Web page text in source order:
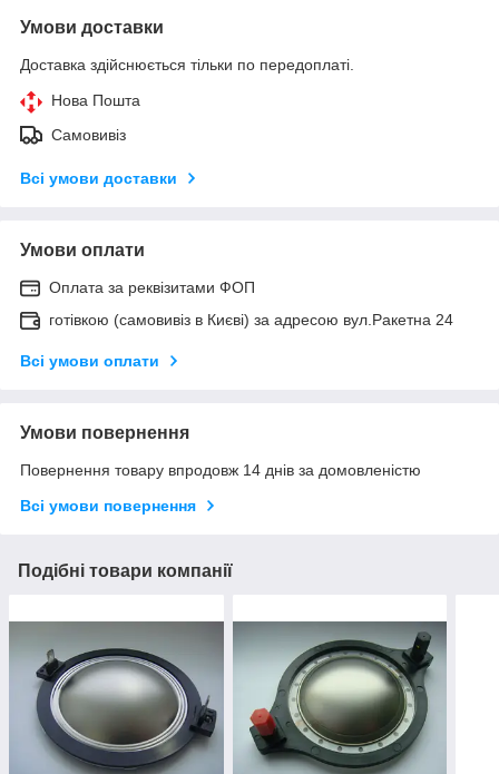
Умови доставки
Доставка здійснюється тільки по передоплаті.
Нова Пошта
Самовивіз
Всі умови доставки
Умови оплати
Оплата за реквізитами ФОП
готівкою (самовивіз в Києві) за адресою вул.Ракетна 24
Всі умови оплати
Умови повернення
Повернення товару впродовж 14 днів за домовленістю
Всі умови повернення
Подібні товари компанії